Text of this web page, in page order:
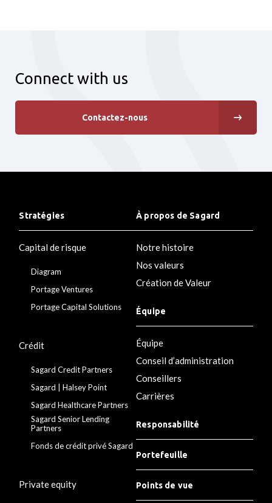
Connect with us
Contactez-nous
Stratégies
Capital de risque
Diagram
Portage Ventures
Portage Capital Solutions
Crédit
Sagard Credit Partners
Sagard | Halsey Point
Sagard Healthcare Partners
Sagard Senior Lending
Partners
Fonds de crédit privé Sagard
Private equity
À propos de Sagard
Notre histoire
Nos valeurs
Création de Valeur
Équipe
Équipe
Conseil d’administration
Conseillers
Carrières
Responsabilité
Portefeuille
Points de vue